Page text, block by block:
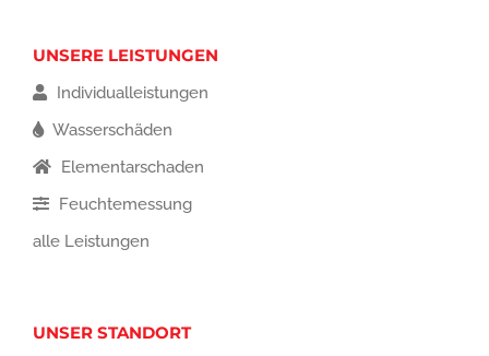
UNSERE LEISTUNGEN
Individualleistungen
Wasserschäden
Elementarschaden
Feuchtemessung
alle Leistungen
UNSER STANDORT